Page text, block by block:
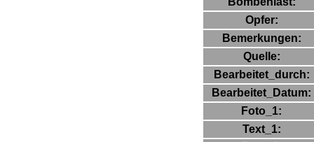
Opfer:
Bemerkungen:
Quelle:
Bearbeitet_durch:
Bearbeitet_Datum:
Foto_1:
Text_1: